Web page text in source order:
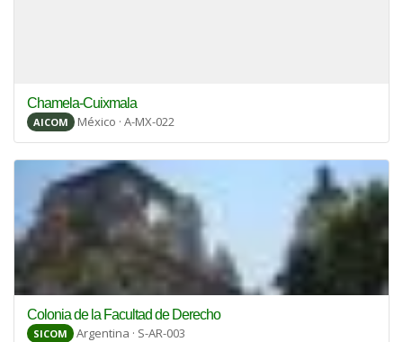
Chamela-Cuixmala
AICOM México · A-MX-022
Colonia de la Facultad de Derecho
SICOM Argentina · S-AR-003